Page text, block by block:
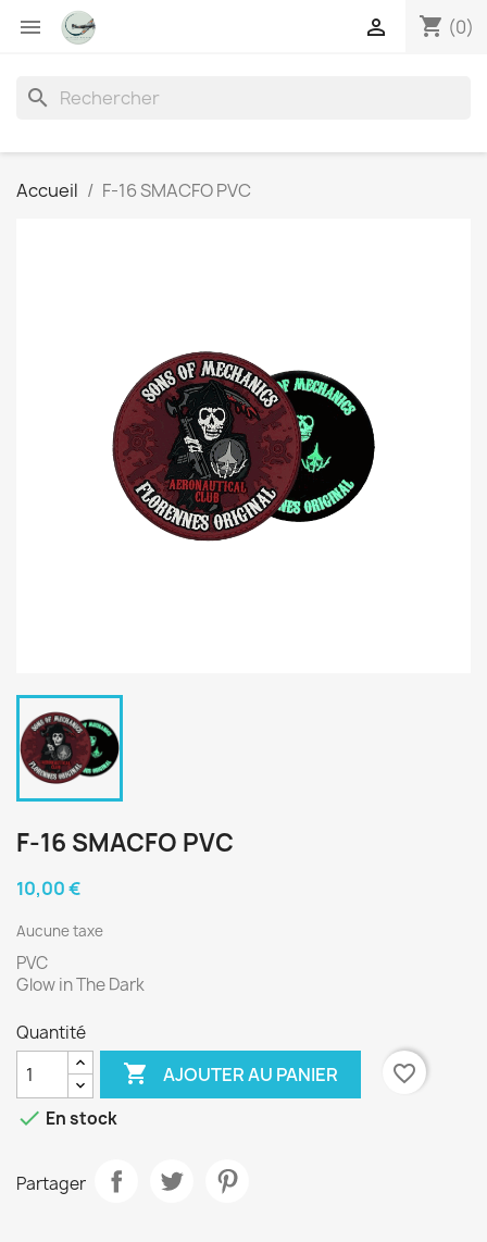
 shopping_cart (0)

search
Accueil F-16 SMACFO PVC
F-16 SMACFO PVC
10,00 €
Aucune taxe
PVC
Glow in The Dark
Quantité
 AJOUTER AU PANIER
favorite_border
 En stock
Partager